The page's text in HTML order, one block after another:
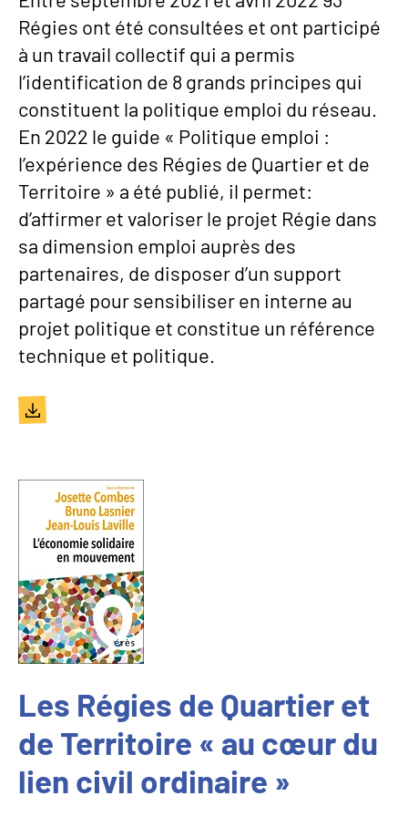
Régies ont été consultées et ont participé
à un travail collectif qui a permis
l’identification de 8 grands principes qui
constituent la politique emploi du réseau.
En 2022 le guide « Politique emploi :
l’expérience des Régies de Quartier et de
Territoire » a été publié, il permet:
d’affirmer et valoriser le projet Régie dans
sa dimension emploi auprès des
partenaires, de disposer d’un support
partagé pour sensibiliser en interne au
projet politique et constitue un référence
technique et politique.
Document
Les Régies de Quartier et
de Territoire « au cœur du
lien civil ordinaire »